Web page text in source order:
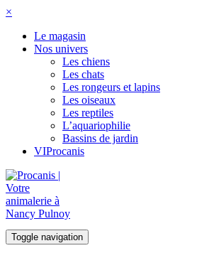
×
Le magasin
Nos univers
Les chiens
Les chats
Les rongeurs et lapins
Les oiseaux
Les reptiles
L’aquariophilie
Bassins de jardin
VIProcanis
Toggle navigation